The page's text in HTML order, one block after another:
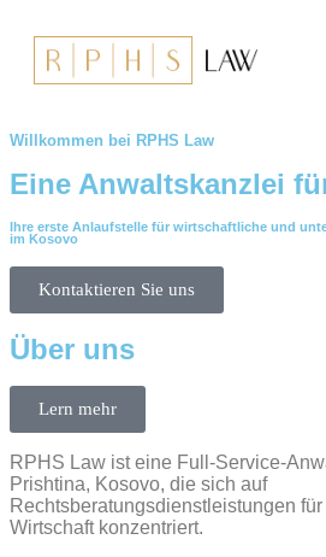
Willkommen bei RPHS Law
Eine Anwaltskanzlei
Ihre erste Anlaufstelle für wirtschaftliche und
im Kosovo
Kontaktieren Sie uns
Über uns
Lern mehr
RPHS Law ist eine Full-Service-
Prishtina, Kosovo, die sich auf
Rechtsberatungsdienstleistungen
Wirtschaft konzentriert.